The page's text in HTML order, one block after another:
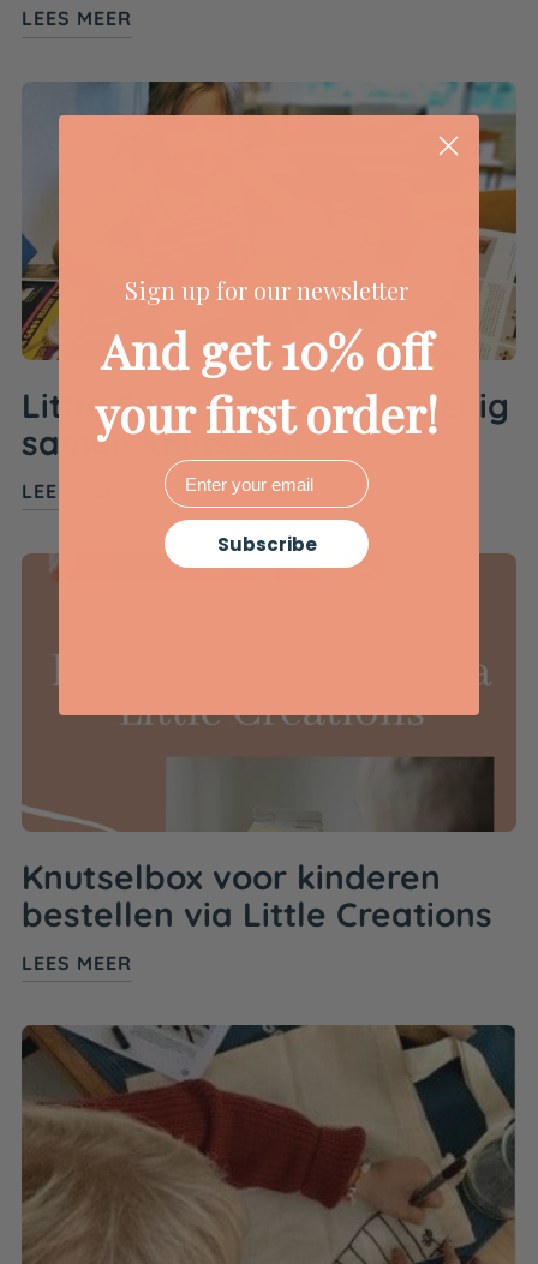
LEES MEER
Little Creations; weer gezellig
samen knutselen
LEES MEER
Knutselbox voor kinderen
bestellen via Little Creations
LEES MEER
Sign up for our newsletter
And get 10% off
your first order!
Email
Subscribe